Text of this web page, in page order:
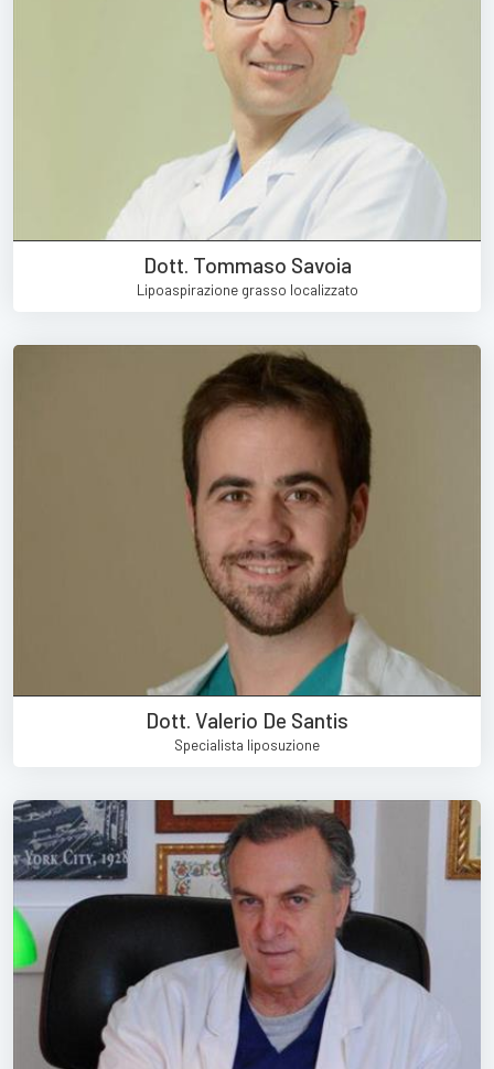
Dott. Tommaso Savoia
Lipoaspirazione grasso localizzato
Dott. Valerio De Santis
Specialista liposuzione